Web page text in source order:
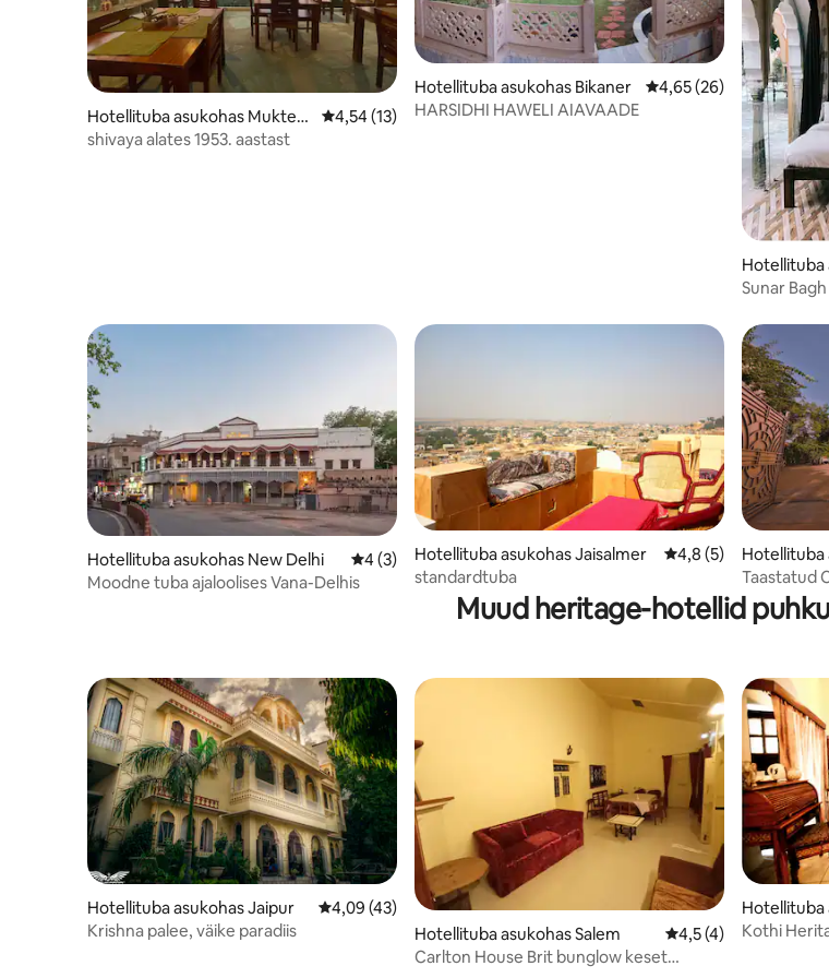
Hotellituba asukohas Muktes
hwar
Keskmine hinnang 4,54/5, 13 hinnangut
4,54 (13)
shivaya alates 1953. aastast
Hotellituba asukohas Bikaner Keskmine hinnang
4,65 (26)
HARSIDHI HAWELI AIAVAADE
Hotellituba
Sunar
Hotellituba asukohas New Delhi Keskmine hinnang 4/5, 3 hinnangut
4 (3)
Moodne tuba ajaloolises Vana-Delhis
Hotellituba asukohas Jaisalmer Keskmine hinnang
4,8 (5)
standardtuba
Hotellituba
Taastatud
Muud heritage-hotellid
Hotellituba asukohas Jaipur Keskmine hinnang 4,09/5, 43 hinnangut
4,09 (43)
Krishna palee, väike paradiis
Hotellituba asukohas Salem Keskmine hinnang
4,5 (4)
Carlton House Brit bunglow keset
Hotellituba
Kothi